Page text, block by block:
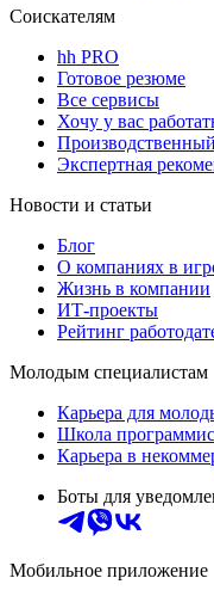
Соискателям
hh PRO
Готовое резюме
Все сервисы
Хочу у вас
Экспертная
Новости и статьи
Блог
О компаниях в
Жизнь в компании
ИТ-проекты
Рейтинг
Молодым специалистам
Карьера для
Школа
Карьера в
Боты для
Мобильное приложение